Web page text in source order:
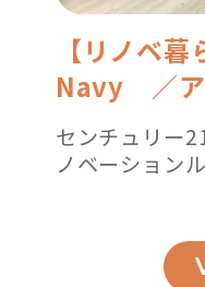
【リノベ
Navy ／ア
センチュリー
ノベーションル